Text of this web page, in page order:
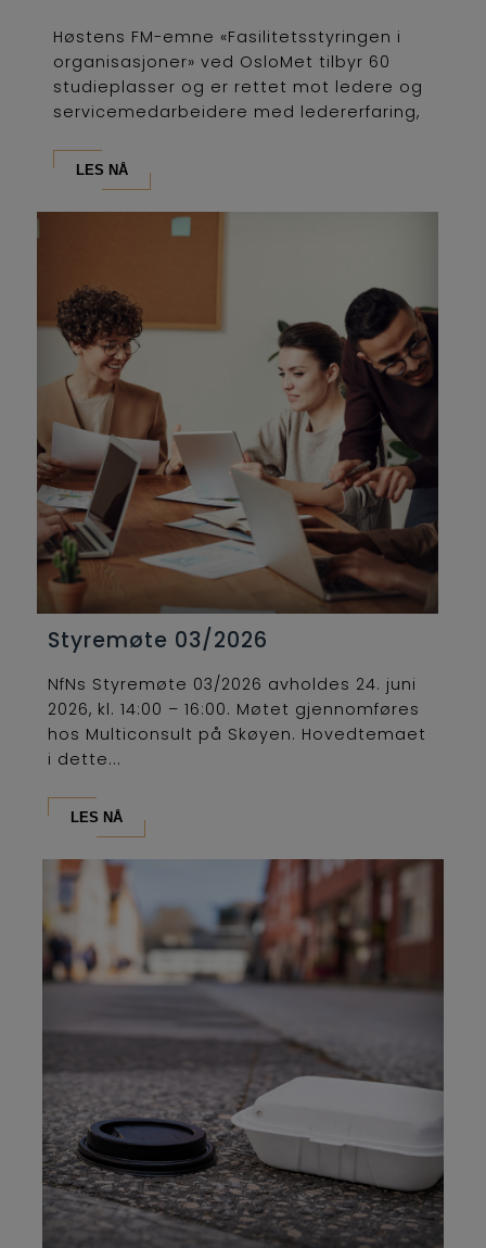
Høstens FM-emne «Fasilitetsstyringen i
organisasjoner» ved OsloMet tilbyr 60
studieplasser og er rettet mot ledere og
servicemedarbeidere med ledererfaring,
LES NÅ
Styremøte 03/2026
NfNs Styremøte 03/2026 avholdes 24. juni
2026, kl. 14:00 – 16:00. Møtet gjennomføres
hos Multiconsult på Skøyen. Hovedtemaet
i dette...
LES NÅ